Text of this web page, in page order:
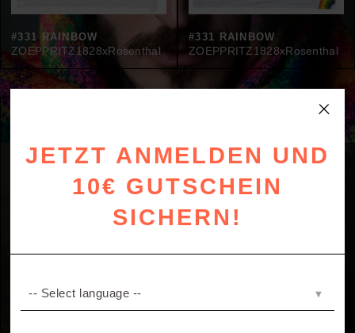
#331 RAINBOW
ZOEPPRITZ1828xRosenthal
#331 RAINBOW
ZOEPPRITZ1828xRosenthal
#331 GROTESQUE
PARADISE
ZOEPPRITZ1828xRosenthal
JETZT ANMELDEN UND
10€ GUTSCHEIN
SICHERN!